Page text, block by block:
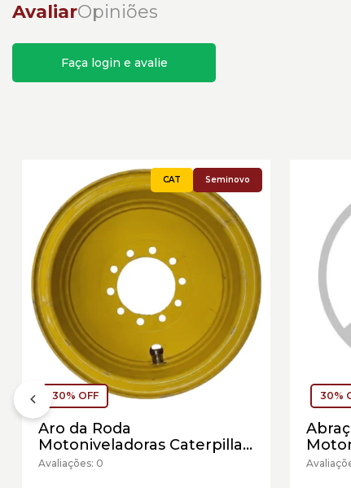
AvaliarOpiniões
Faça login e avalie
Seminovo
30% OFF
Aro da Roda
Motoniveladoras Caterpillar
Cód:5403759 - Seminovo
Avaliações: 0
30%